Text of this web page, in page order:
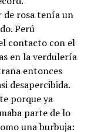
de rosa tenía un
Perú
contacto con el
en la verdulería
entonces
desapercibida.
porque ya
parte de lo
una burbuja: